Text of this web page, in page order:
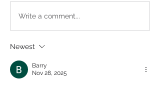
Write a comment...
Newest
Barry
Nov 28, 2025